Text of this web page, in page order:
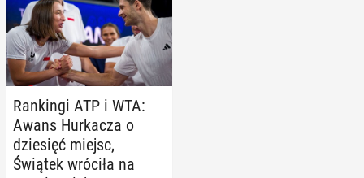
Ran­kin­gi ATP i WTA:
Awans Hur­ka­cza o
dzie­sięć miejsc,
Świątek wróciła na